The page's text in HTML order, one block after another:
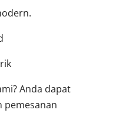
Anda dapat
pemesanan